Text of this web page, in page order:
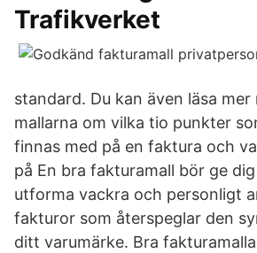
Trafikverket
standard. Du kan även läsa
mallarna om vilka tio punkter
finnas med på en faktura och
på En bra fakturamall bör ge
utforma vackra och personligt
fakturor som återspeglar den
ditt varumärke. Bra